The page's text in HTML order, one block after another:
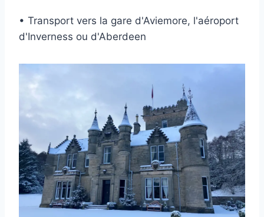
• Transport vers la gare d'Aviemore, l'aéroport
d'Inverness ou d'Aberdeen